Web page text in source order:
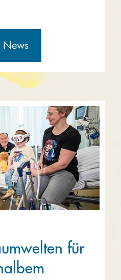
News
für